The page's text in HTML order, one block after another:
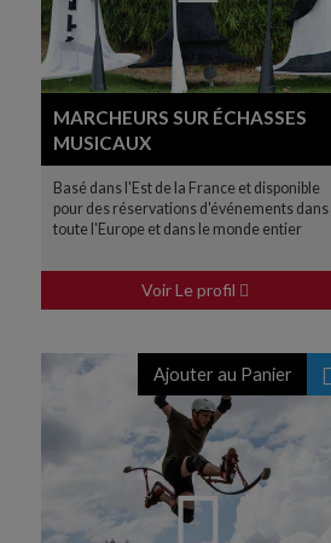
MARCHEURS SUR ÉCHASSES
MUSICAUX
Basé dans l'Est de la France et disponible
pour des réservations d'événements dans
toute l'Europe et dans le monde entier
Voir Le profil
Ajouter au Panier